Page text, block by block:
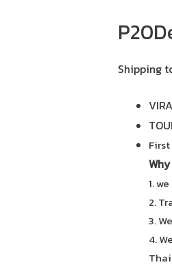
Shipping
1.
2.
3.
4.